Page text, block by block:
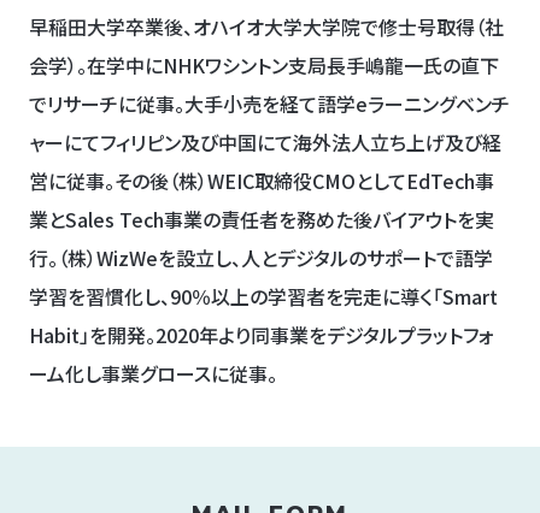
早稲田大学卒業後、オハイオ大学大学院で修士号取得（社
会学）。在学中にNHKワシントン支局長手嶋龍一氏の直下
でリサーチに従事。大手小売を経て語学eラーニングベンチ
ャーにてフィリピン及び中国にて海外法人立ち上げ及び経
営に従事。その後（株）WEIC取締役CMOとしてEdTech事
業とSales Tech事業の責任者を務めた後バイアウトを実
行。（株）WizWeを設立し、人とデジタルのサポートで語学
学習を習慣化し、90％以上の学習者を完走に導く「Smart
Habit」を開発。2020年より同事業をデジタルプラットフォ
ーム化し事業グロースに従事。